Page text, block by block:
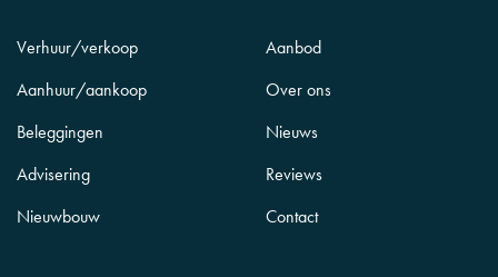
Verhuur/verkoop
Aanhuur/aankoop
Beleggingen
Advisering
Nieuwbouw
Aanbod
Over ons
Nieuws
Reviews
Contact